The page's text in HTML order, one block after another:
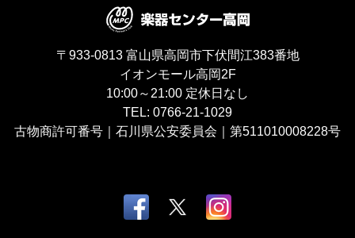
〒933-0813 富山県高岡市下伏間江383番地
イオンモール高岡2F
10:00～21:00 定休日なし
TEL: 0766-21-1029
古物商許可番号｜石川県公安委員会｜第511010008228号